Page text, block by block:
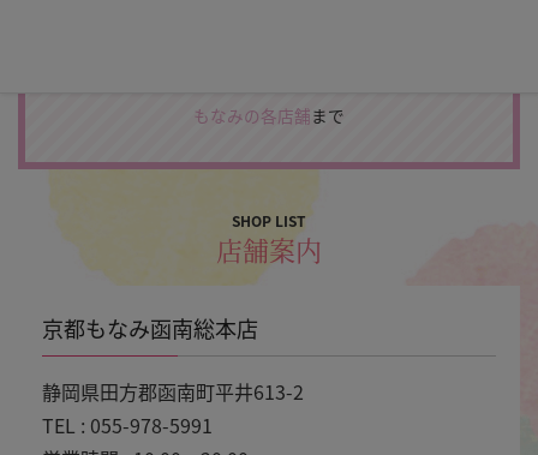
もなみの各店舗まで
SHOP LIST
店舗案内
京都もなみ函南総本店
静岡県田方郡函南町平井613-2
TEL : 055-978-5991